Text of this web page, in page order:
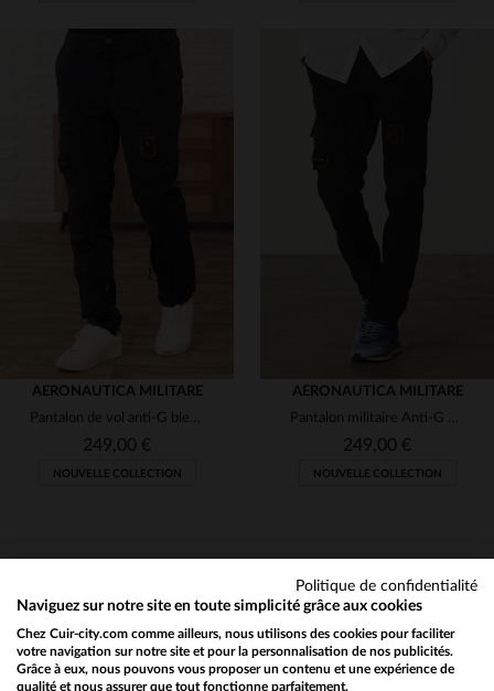
TAILLES DISPONIBLES
TAILLES DISPONIBLES
AERONAUTICA MILITARE
Pantalon de vol anti-G bleu marine en coton
249,00 €
NOUVELLE COLLECTION
TAILLES DISPONIBLES
AERONAUTICA MILITARE
Pantalon militaire Anti-G bleu foncé
249,00 €
NOUVELLE COLLECTION
NEWSLETTER
Recevez par mail nos promos
Politique de confidentialité
Naviguez sur notre site en toute simplicité grâce aux cookies
Chez Cuir-city.com comme ailleurs, nous utilisons des cookies pour faciliter
votre navigation sur notre site et pour la personnalisation de nos publicités.
Grâce à eux, nous pouvons vous proposer un contenu et une expérience de
qualité et nous assurer que tout fonctionne parfaitement.